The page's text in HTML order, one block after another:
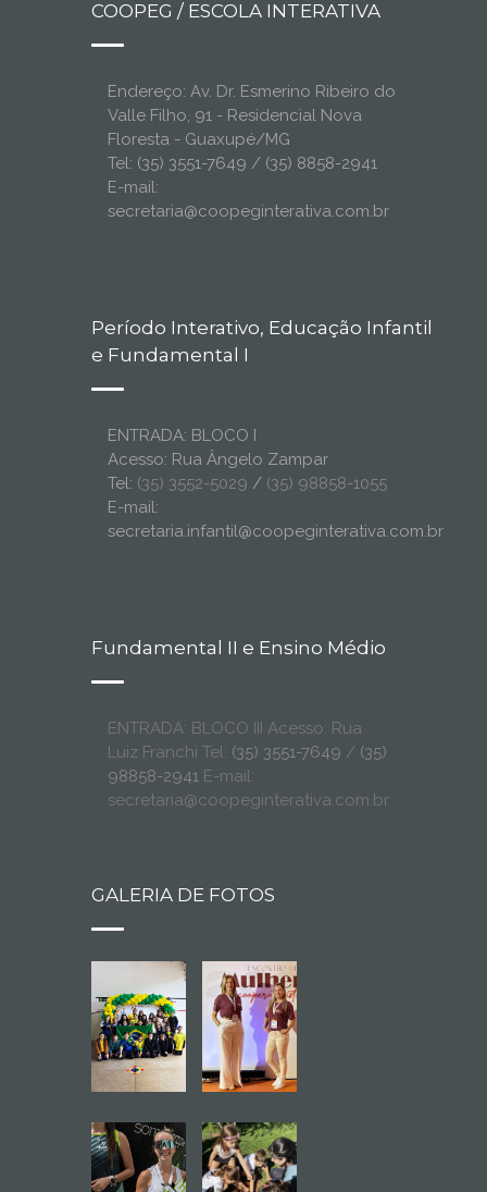
COOPEG / ESCOLA INTERATIVA
Endereço: Av. Dr. Esmerino Ribeiro do
Valle Filho, 91 - Residencial Nova
Floresta - Guaxupé/MG
Tel: (35) 3551-7649 / (35) 8858-2941
E-mail:
secretaria@coopeginterativa.com.br
Período Interativo, Educação Infantil
e Fundamental I
ENTRADA: BLOCO I
Acesso: Rua Ângelo Zampar
Tel: (35) 3552-5029 / (35) 98858-1055
E-mail:
secretaria.infantil@coopeginterativa.com.br
Fundamental II e Ensino Médio
ENTRADA: BLOCO III Acesso: Rua
Luiz Franchi Tel: (35) 3551-7649 / (35)
98858-2941 E-mail:
secretaria@coopeginterativa.com.br
GALERIA DE FOTOS